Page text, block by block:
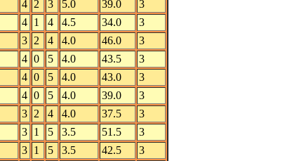
4 2 3 5.0 39.0
3
4 1 4 4.5 34.0
3
3 2 4 4.0 46.0
3
4 0 5 4.0 43.5
3
4 0 5 4.0 43.0
3
4 0 5 4.0 39.0
3
3 2 4 4.0 37.5
3
3 1 5 3.5 51.5
3
3 1 5 3.5 42.5
3